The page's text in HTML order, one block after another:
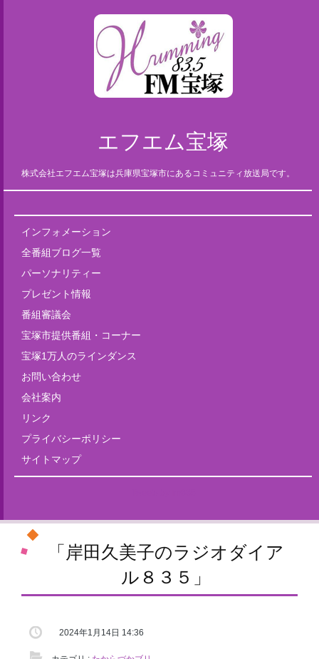
エフエム宝塚
株式会社エフエム宝塚は兵庫県宝塚市にあるコミュニティ放送局です。
インフォメーション
全番組ブログ一覧
パーソナリティー
プレゼント情報
番組審議会
宝塚市提供番組・コーナー
宝塚1万人のラインダンス
お問い合わせ
会社案内
リンク
プライバシーポリシー
サイトマップ
「岸田久美子のラジオダイア
ル８３５」
2024年1月14日 14:36